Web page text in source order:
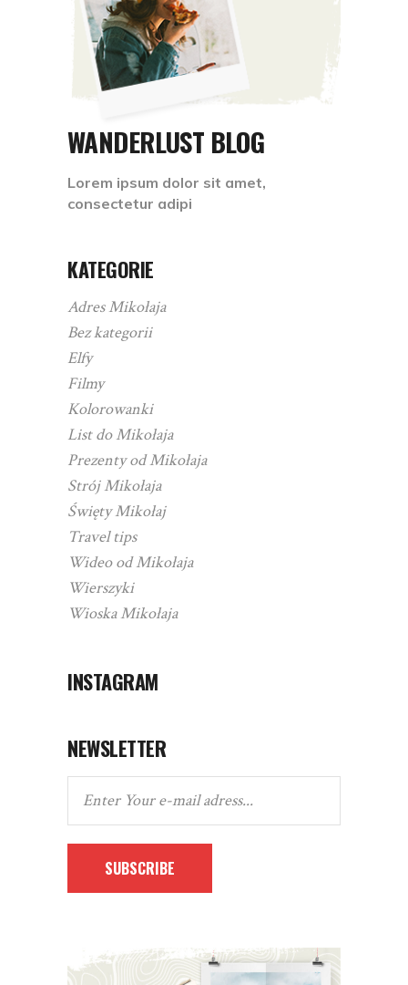
WANDERLUST BLOG
Lorem ipsum dolor sit amet,
consectetur adipi
KATEGORIE
Adres Mikołaja
Bez kategorii
Elfy
Filmy
Kolorowanki
List do Mikołaja
Prezenty od Mikołaja
Strój Mikołaja
Święty Mikołaj
Travel tips
Wideo od Mikołaja
Wierszyki
Wioska Mikołaja
INSTAGRAM
NEWSLETTER
SUBSCRIBE